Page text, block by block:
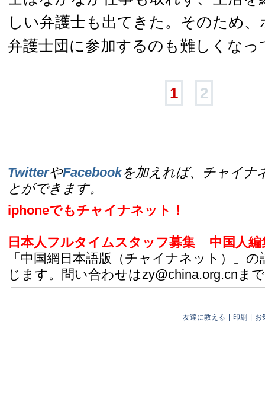
しい弁護士も出てきた。そのため
弁護士団に参加するのも難しくなっ
1 2
TwitterやFacebookを加えれば、チャイナ
とができます。
iphoneでもチャイナネット！
日本人フルタイムスタッフ募集
中国人
「中国網日本語版（チャイナネット）」
じます。問い合わせはzy@china.org.cnまで
友達に教える 印刷 お